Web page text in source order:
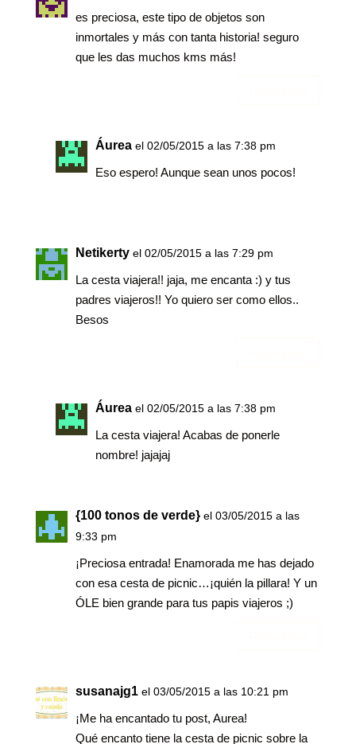
es preciosa, este tipo de objetos son
inmortales y más con tanta historia! seguro
que les das muchos kms más!
Áurea el 02/05/2015 a las 7:38 pm
Eso espero! Aunque sean unos pocos!
Netikerty el 02/05/2015 a las 7:29 pm
La cesta viajera!! jaja, me encanta :) y tus
padres viajeros!! Yo quiero ser como ellos..
Besos
Áurea el 02/05/2015 a las 7:38 pm
La cesta viajera! Acabas de ponerle
nombre! jajajaj
{100 tonos de verde} el 03/05/2015 a las
9:33 pm
¡Preciosa entrada! Enamorada me has dejado
con esa cesta de picnic…¡quién la pillara! Y un
ÓLE bien grande para tus papis viajeros ;)
susanajg1 el 03/05/2015 a las 10:21 pm
¡Me ha encantado tu post, Aurea!
Qué encanto tiene la cesta de picnic sobre la